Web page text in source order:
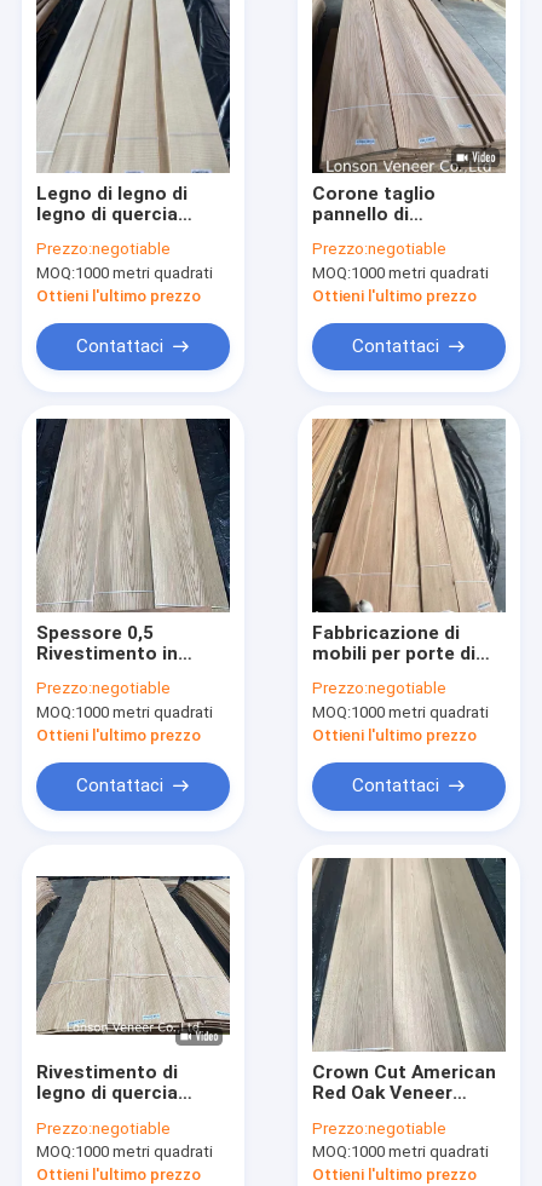
prodotti
Chi siamo
Contattaci
Impiallacciatura di legno di quercia bianca
Impiallacciatura di legno di quercia rossa
Ash Wood Veneer bianco
Impiallacciatura americana di legno della noce
Impiallacciatura di legno naturale
Impiallacciatura Fumed
Impiallacciatura tinta di legno
impiallacciatura tagliata ruvida
Impiallacciatura ricostituita di legno
Legno di legno di
legno di quercia
pannello di
decorazione di grado
A
Prezzo:negotiable
MOQ:1000 metri quadrati
Ottieni l'ultimo prezzo
Contattaci
Corone taglio
pannello di
rovere rosso 0,5 mm
rivestimento di legno
AA Grade porta
Prezzo:negotiable
MOQ:1000 metri quadrati
Ottieni l'ultimo prezzo
Contattaci
Spessore 0,5
Rivestimento in
rosso, pannello
A/AA/AAA
Prezzo:negotiable
MOQ:1000 metri quadrati
Ottieni l'ultimo prezzo
Contattaci
Fabbricazione di
mobili per porte di
Prezzo:negotiable
MOQ:1000 metri quadrati
Ottieni l'ultimo prezzo
Contattaci
Rivestimento di
legno di quercia
mm, porta, pannello
di mobili di grado AA
Prezzo:negotiable
MOQ:1000 metri quadrati
Ottieni l'ultimo prezzo
Crown Cut American
Red Oak Veneer
grado AA in
magazzino 50.000
Prezzo:negotiable
MOQ:1000 metri quadrati
Ottieni l'ultimo prezzo